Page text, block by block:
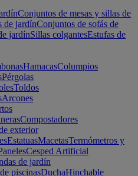
Conjuntos de mesas y sillas de
de jardínConjuntos de sofás de
jardínSillas colgantesEstufas de
HamacasColumpios
Pérgolas
Toldos
Arcones
Compostadores
exterior
EstatuasMacetasTermómetros y
Cesped Artificial
de jardín
piscinasDuchaHinchable